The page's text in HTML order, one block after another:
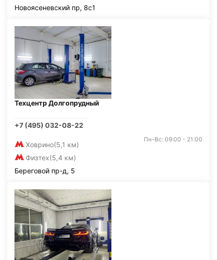
Новоясеневский пр, 8с1
Техцентр Долгопрудный
+7 (495) 032-08-22
Ховрино(5,1 км)
Физтех(5,4 км)
Пн-Вс: 09:00 - 21:00
Береговой пр-д, 5